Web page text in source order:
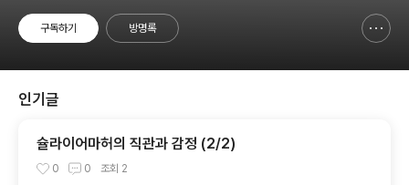
구독하기 방명록
인기글
슐라이어마허의 직관과 감정 (2/2)
0 0 조회 2